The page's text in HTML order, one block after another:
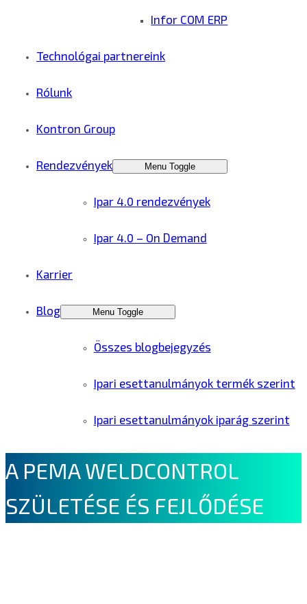
Infor COM ERP
Technológai partnereink
Rólunk
Kontron Group
Rendezvények Menu Toggle
Ipar 4.0 rendezvények
Ipar 4.0 – On Demand
Karrier
Blog Menu Toggle
Összes blogbejegyzés
Ipari esettanulmányok termék szerint
Ipari esettanulmányok iparág szerint
A PEMA WELDCONTROL
SZÜLETÉSE ÉS FEJLŐDÉSE